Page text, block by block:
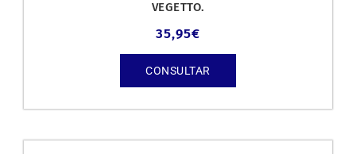
VEGETTO.
35,95€
CONSULTAR